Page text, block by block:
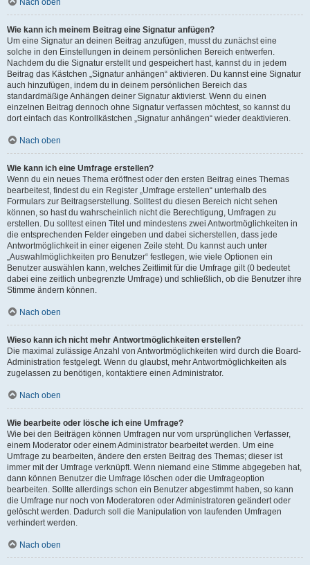
Nach oben
Wie kann ich meinem Beitrag eine Signatur anfügen?
Um eine Signatur an deinen Beitrag anzufügen, musst du zunächst eine
solche in den Einstellungen in deinem persönlichen Bereich entwerfen.
Nachdem du die Signatur erstellt und gespeichert hast, kannst du in jedem
Beitrag das Kästchen „Signatur anhängen“ aktivieren. Du kannst eine Signatur
auch hinzufügen, indem du in deinem persönlichen Bereich das
standardmäßige Anhängen deiner Signatur aktivierst. Wenn du einen
einzelnen Beitrag dennoch ohne Signatur verfassen möchtest, so kannst du
dort einfach das Kontrollkästchen „Signatur anhängen“ wieder deaktivieren.
Nach oben
Wie kann ich eine Umfrage erstellen?
Wenn du ein neues Thema eröffnest oder den ersten Beitrag eines Themas
bearbeitest, findest du ein Register „Umfrage erstellen“ unterhalb des
Formulars zur Beitragserstellung. Solltest du diesen Bereich nicht sehen
können, so hast du wahrscheinlich nicht die Berechtigung, Umfragen zu
erstellen. Du solltest einen Titel und mindestens zwei Antwortmöglichkeiten in
die entsprechenden Felder eingeben und dabei sicherstellen, dass jede
Antwortmöglichkeit in einer eigenen Zeile steht. Du kannst auch unter
„Auswahlmöglichkeiten pro Benutzer“ festlegen, wie viele Optionen ein
Benutzer auswählen kann, welches Zeitlimit für die Umfrage gilt (0 bedeutet
dabei eine zeitlich unbegrenzte Umfrage) und schließlich, ob die Benutzer ihre
Stimme ändern können.
Nach oben
Wieso kann ich nicht mehr Antwortmöglichkeiten erstellen?
Die maximal zulässige Anzahl von Antwortmöglichkeiten wird durch die Board-
Administration festgelegt. Wenn du glaubst, mehr Antwortmöglichkeiten als
zugelassen zu benötigen, kontaktiere einen Administrator.
Nach oben
Wie bearbeite oder lösche ich eine Umfrage?
Wie bei den Beiträgen können Umfragen nur vom ursprünglichen Verfasser,
einem Moderator oder einem Administrator bearbeitet werden. Um eine
Umfrage zu bearbeiten, ändere den ersten Beitrag des Themas; dieser ist
immer mit der Umfrage verknüpft. Wenn niemand eine Stimme abgegeben hat,
dann können Benutzer die Umfrage löschen oder die Umfrageoption
bearbeiten. Sollte allerdings schon ein Benutzer abgestimmt haben, so kann
die Umfrage nur noch von Moderatoren oder Administratoren geändert oder
gelöscht werden. Dadurch soll die Manipulation von laufenden Umfragen
verhindert werden.
Nach oben